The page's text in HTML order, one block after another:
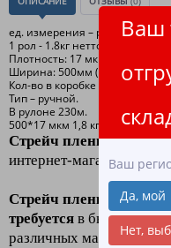
Ваш
Ваш
Да, мой
Нет,
ед. измерения – рол.
1 рол - 1.8кг нетто+/-0,05, 1,98
Плотность: 17 мкм (+/- 1мкм)
Ширина: 500мм (+/-1%)
Кол-во в коробке – 6 рол.
Тип – ручной.
В рулоне 230м.
500*17 мкм 1,8 кг , 1,98 брутто ,
Стрейч пленка 17
интернет-магазине
Стрейч пленка
купить
требуется в быту и в
различных материалов